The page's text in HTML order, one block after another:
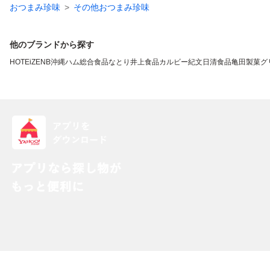
おつまみ珍味
その他おつまみ珍味
他のブランドから探す
HOTEiZENB沖縄ハム総合食品なとり 井上食品カルビー紀文 日清食品亀田製菓グ